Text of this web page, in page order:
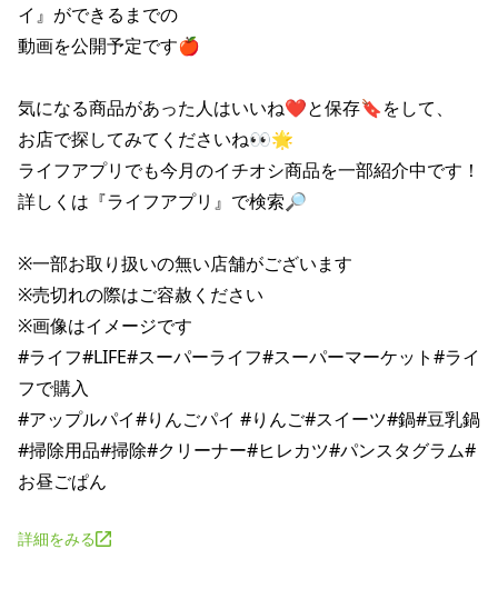
イ』ができるまでの
動画を公開予定です🍎
気になる商品があった人はいいね❤と保存🔖をして、
お店で探してみてくださいね👀🌟
ライフアプリでも今月のイチオシ商品を一部紹介中です！
詳しくは『ライフアプリ』で検索🔎
※一部お取り扱いの無い店舗がございます
※売切れの際はご容赦ください
※画像はイメージです
#ライフ#LIFE#スーパーライフ#スーパーマーケット#ライ
フで購入
#アップルパイ#りんごパイ #りんご#スイーツ#鍋#豆乳鍋
#掃除用品#掃除#クリーナー#ヒレカツ#パンスタグラム#
詳細をみる